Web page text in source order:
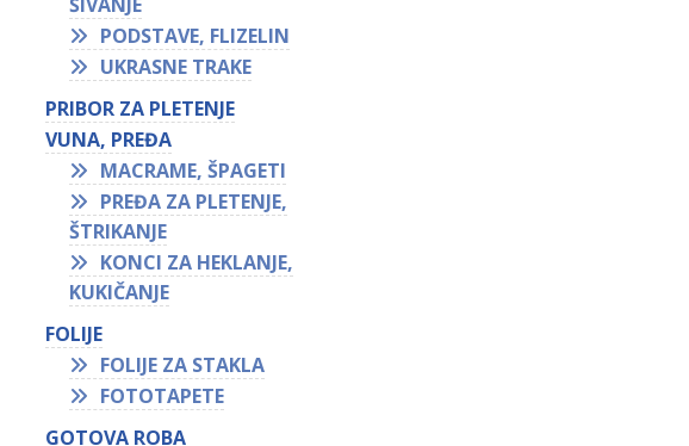
PODSTAVE, FLIZELIN
UKRASNE TRAKE
PRIBOR ZA PLETENJE
VUNA, PREĐA
MACRAME, ŠPAGETI
PREĐA ZA PLETENJE,
ŠTRIKANJE
KONCI ZA HEKLANJE,
KUKIČANJE
FOLIJE
FOLIJE ZA STAKLA
FOTOTAPETE
GOTOVA ROBA